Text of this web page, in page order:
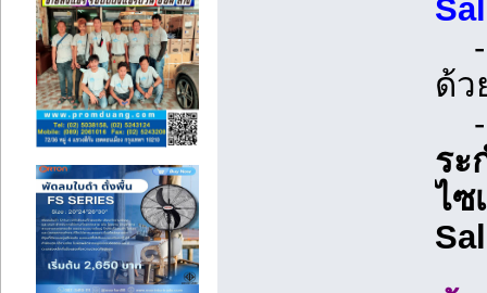
-
ด้ว
ระ
ไซ